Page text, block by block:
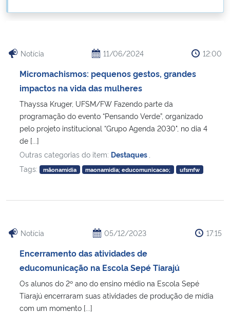
Ministério da Ciência, Tecnologia, Inovações e Comunicações
Ministério do Meio Ambiente
Ministério do Turismo
Ministério do Desenvolvimento Regional
Controladoria-Geral da União
Secretaria-Geral
Secretaria de Governo
Gabinete de Segurança Institucional
Notícia 11/06/2024 12:00
Micromachismos: pequenos gestos, grandes
impactos na vida das mulheres
Thayssa Kruger, UFSM/FW Fazendo parte da
programação do evento “Pensando Verde”, organizado
pelo projeto institucional “Grupo Agenda 2030", no dia 4
de [...]
Outras categorias do item: Destaques
Tags:
mãonamídia maonamidia; educomunicacao; ufsmfw
Notícia 05/12/2023 17:15
Encerramento das atividades de
educomunicação na Escola Sepé Tiarajú
Os alunos do 2º ano do ensino médio na Escola Sepé
Tiarajú encerraram suas atividades de produção de mídia
com um momento [...]